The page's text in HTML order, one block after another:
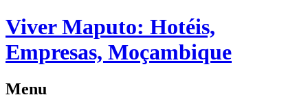
Viver Maputo: Hotéis,
Empresas, Moçambique
Menu